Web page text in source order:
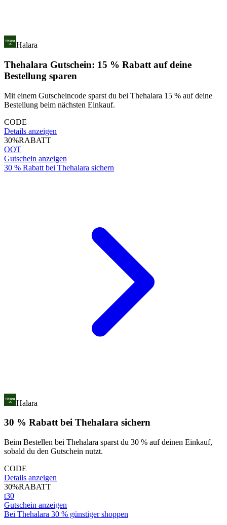
Halara
Thehalara Gutschein: 15 % Rabatt auf deine
Bestellung sparen
Mit einem Gutscheincode sparst du bei Thehalara 15 % auf deine
Bestellung beim nächsten Einkauf.
CODE
Details anzeigen
30%RABATT
OOT
Gutschein anzeigen
30 % Rabatt bei Thehalara sichern
Halara
30 % Rabatt bei Thehalara sichern
Beim Bestellen bei Thehalara sparst du 30 % auf deinen Einkauf,
sobald du den Gutschein nutzt.
CODE
Details anzeigen
30%RABATT
t30
Gutschein anzeigen
Bei Thehalara 30 % günstiger shoppen